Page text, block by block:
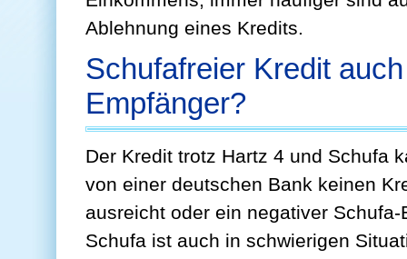
Ablehnung eines Kredits.
Schufafreier Kredit
Empfänger?
Der Kredit trotz Hartz 4 und Schufa
von einer deutschen Bank keinen
ausreicht oder ein negativer
Schufa ist auch in schwierigen